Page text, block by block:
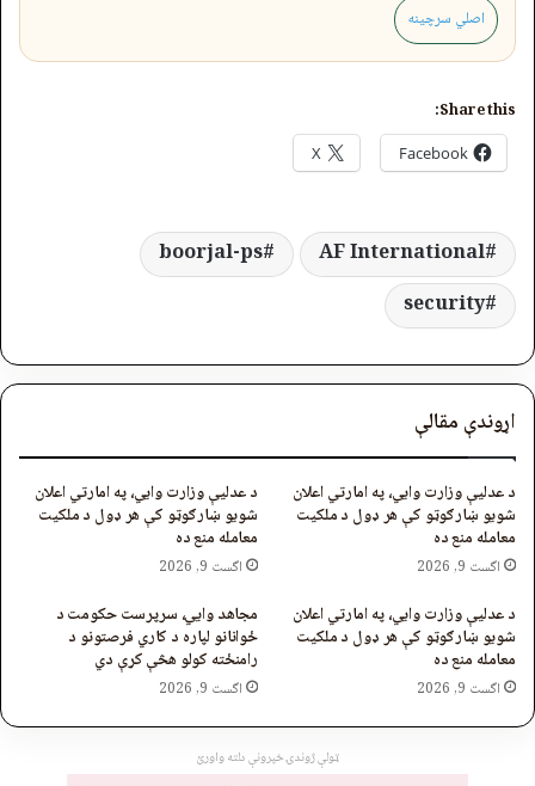
اصلي سرچینه
Share this:
Facebook
X
AF International
boorjal-ps
security
اړوندې مقالې
د عدلیې وزارت وایي، په امارتي اعلان
شویو ښارګوټو کې هر ډول د ملکیت
معامله منع ده
اگست 9, 2026
د عدلیې وزارت وایي، په امارتي اعلان
شویو ښارګوټو کې هر ډول د ملکیت
معامله منع ده
اگست 9, 2026
د عدلیې وزارت وایي، په امارتي اعلان
شویو ښارګوټو کې هر ډول د ملکیت
معامله منع ده
اگست 9, 2026
مجاهد وایي، سرپرست حکومت د
ځوانانو لپاره د کاري فرصتونو د
رامنځته کولو هڅې کړې دي
اگست 9, 2026
ټولې ژوندۍ خپرونې دلته واورئ